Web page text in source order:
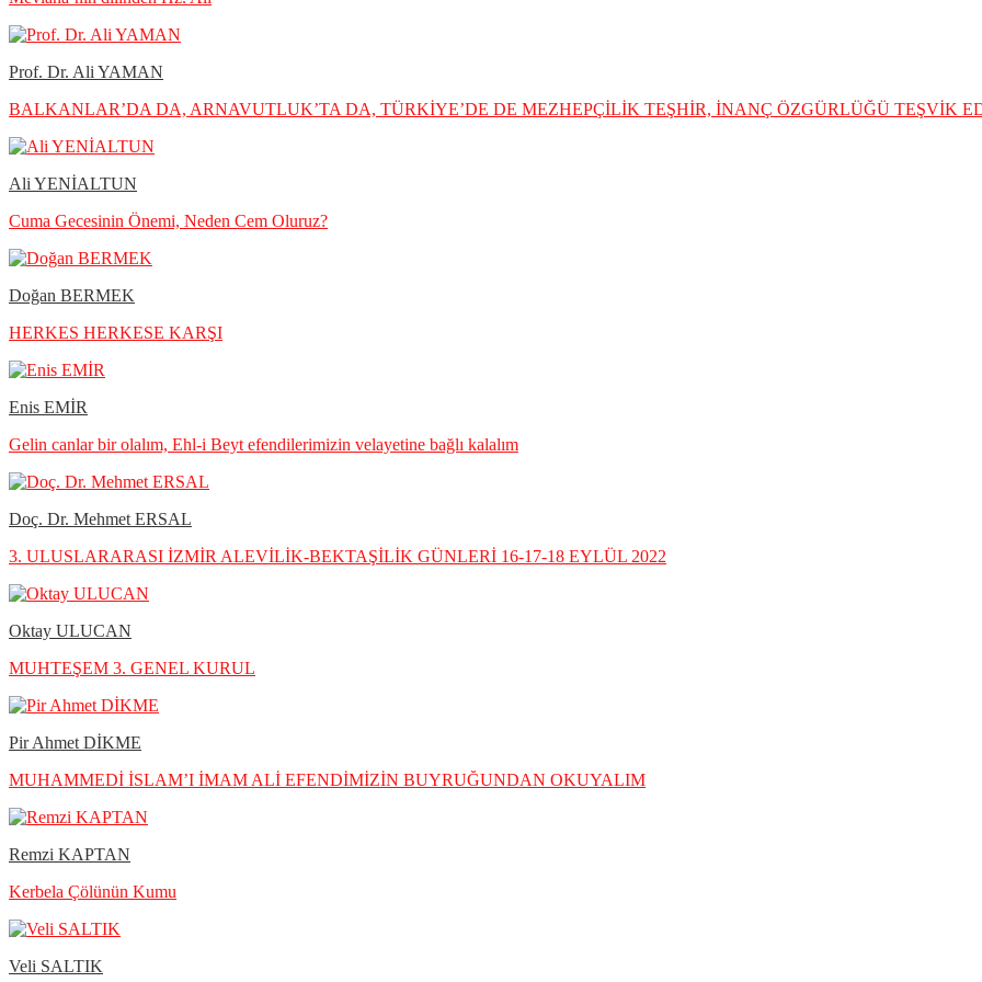
Prof. Dr. Ali YAMAN
BALKANLAR’DA DA, ARNAVUTLUK’TA DA, TÜRKİYE’DE DE MEZHEPÇİLİK TEŞHİR, İNANÇ ÖZGÜRLÜĞÜ TEŞVİK
Ali YENİALTUN
Cuma Gecesinin Önemi, Neden Cem Oluruz?
Doğan BERMEK
HERKES HERKESE KARŞI
Enis EMİR
Gelin canlar bir olalım, Ehl-i Beyt efendilerimizin velayetine bağlı kalalım
Doç. Dr. Mehmet ERSAL
3. ULUSLARARASI İZMİR ALEVİLİK-BEKTAŞİLİK GÜNLERİ 16-17-18 EYLÜL 2022
Oktay ULUCAN
MUHTEŞEM 3. GENEL KURUL
Pir Ahmet DİKME
MUHAMMEDİ İSLAM’I İMAM ALİ EFENDİMİZİN BUYRUĞUNDAN OKUYALIM
Remzi KAPTAN
Kerbela Çölünün Kumu
Veli SALTIK